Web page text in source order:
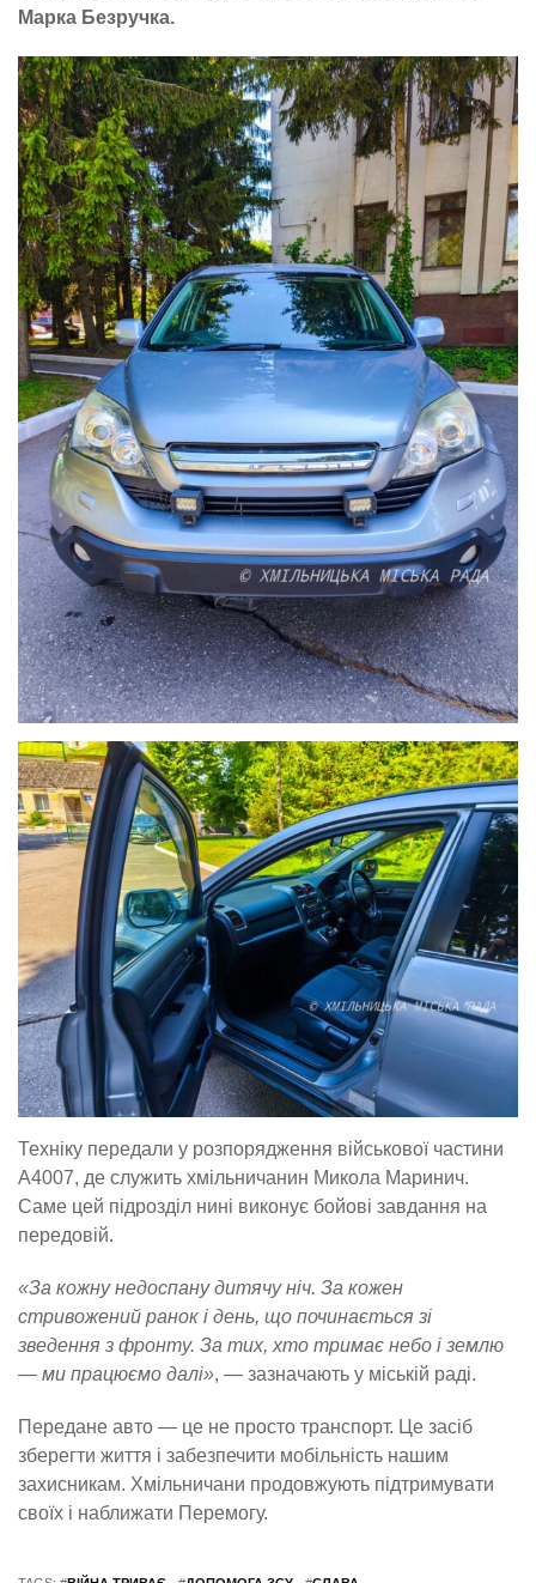
Марка Безручка.
Техніку передали у розпорядження військової частини
А4007, де служить хмільничанин Микола Маринич.
Саме цей підрозділ нині виконує бойові завдання на
передовій.
«За кожну недоспану дитячу ніч. За кожен
стривожений ранок і день, що починається зі
зведення з фронту. За тих, хто тримає небо і землю
— ми працюємо далі», — зазначають у міській раді.
Передане авто — це не просто транспорт. Це засіб
зберегти життя і забезпечити мобільність нашим
захисникам. Хмільничани продовжують підтримувати
своїх і наближати Перемогу.